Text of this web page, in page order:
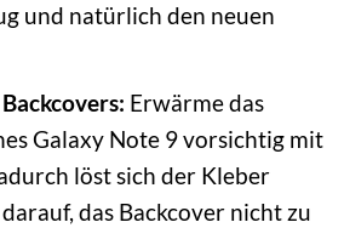
und natürlich den neuen
Erwärme das
Galaxy Note 9 vorsichtig mit
löst sich der Kleber
das Backcover nicht zu